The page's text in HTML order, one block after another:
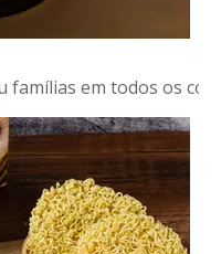
famílias em todos os